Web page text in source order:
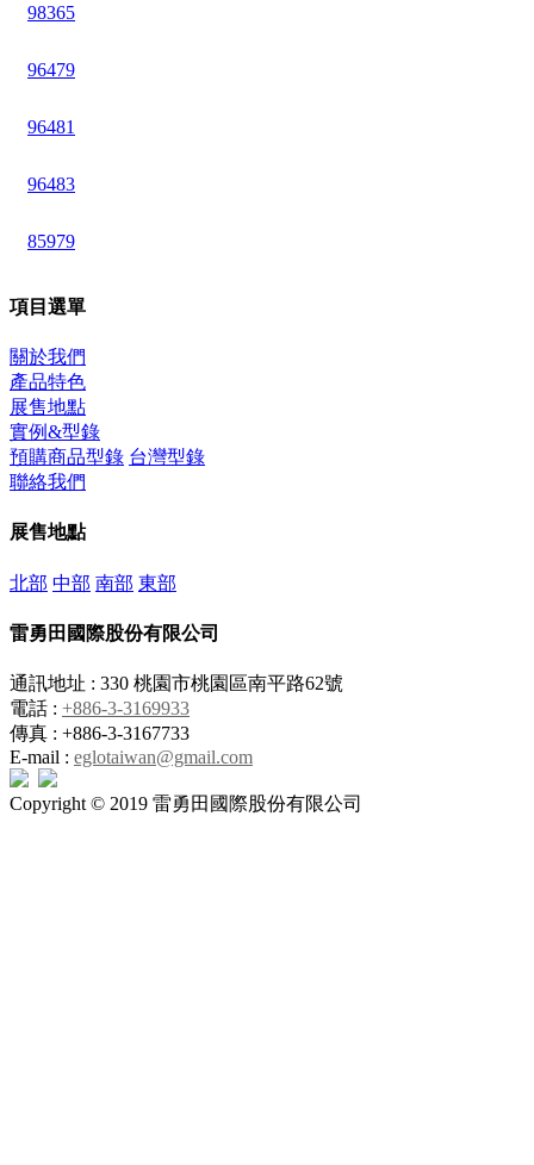
98365
96479
96481
96483
85979
項目選單
關於我們
產品特色
展售地點
實例&型錄
預購商品型錄 台灣型錄
聯絡我們
展售地點
北部 中部 南部 東部
雷勇田國際股份有限公司
通訊地址 : 330 桃園市桃園區南平路62號
電話 : +886-3-3169933
傳真 : +886-3-3167733
E-mail : eglotaiwan@gmail.com
Copyright © 2019 雷勇田國際股份有限公司